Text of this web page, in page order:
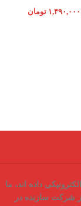
۱,۴۹۰,۰۰۰ تومان
داده اند، ما
شرکت سازنده در